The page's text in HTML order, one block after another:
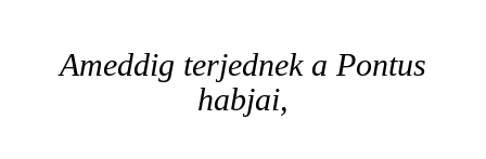
Ameddig terjednek a Pontus
habjai,